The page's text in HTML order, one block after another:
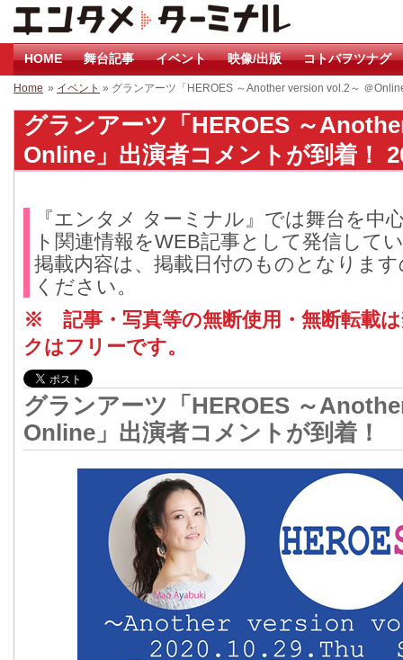
HOME 舞台記事 イベント 映像/出版 コトバヲツナグ
Home » イベント » グランアーツ「HEROES ～Another version vol.2～ ＠
グランアーツ「HEROES ～
Online」出演者コメントが到着！
『エンタメ ターミナル』では舞台を中
ト関連情報をWEB記事として発信して
掲載内容は、掲載日付のものとなりま
ください。
※ 記事・写真等の無断使用・無断転載
クはフリーです。
グランアーツ「HEROES ～
Online」出演者コメントが到着！